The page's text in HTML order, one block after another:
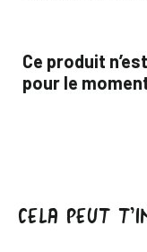
Ce produit
pour le
CELA PEUT